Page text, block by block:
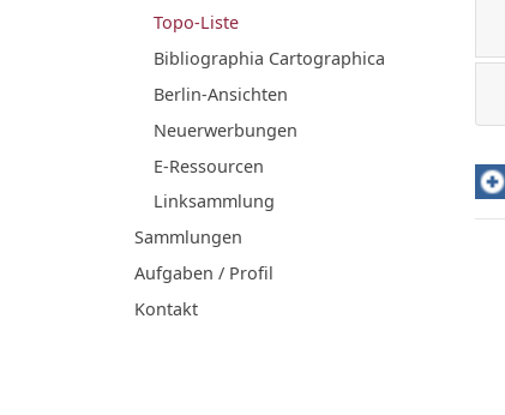
Topo-Liste
Bibliographia Cartographica
Berlin-Ansichten
Neuerwerbungen
E-Ressourcen
Linksammlung
Sammlungen
Aufgaben / Profil
Kontakt